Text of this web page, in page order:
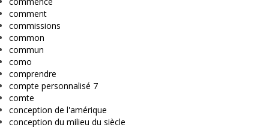
comment
commissions
common
commun
como
comprendre
compte personnalisé 7
comte
conception de l'amérique
conception du milieu du siècle